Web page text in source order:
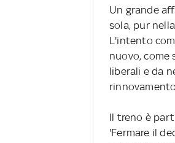
Un grande
sola, pur
L'intento
nuovo,
liberali e da
Il treno è
'Fermare il